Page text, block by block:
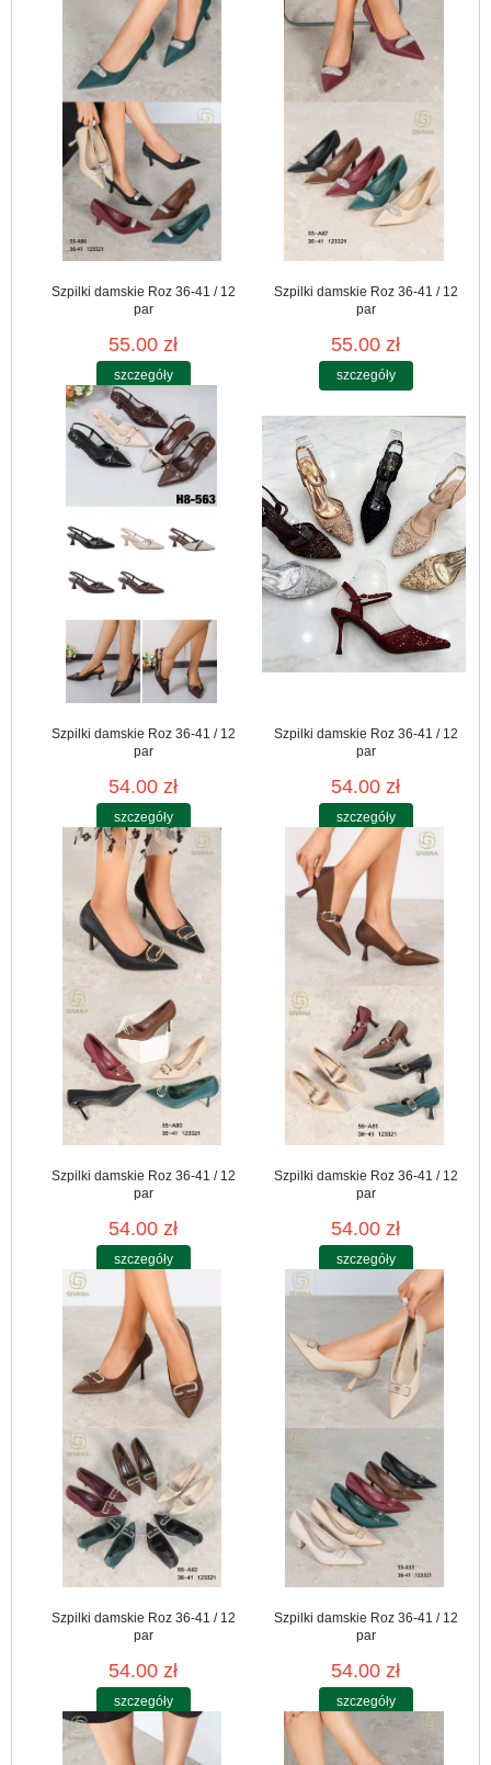
Szpilki damskie Roz 36-41 / 12
par
55.00 zł
szczegóły
Szpilki damskie Roz 36-41 / 12
par
55.00 zł
szczegóły
Szpilki damskie Roz 36-41 / 12
par
54.00 zł
szczegóły
Szpilki damskie Roz 36-41 / 12
par
54.00 zł
szczegóły
Szpilki damskie Roz 36-41 / 12
par
54.00 zł
szczegóły
Szpilki damskie Roz 36-41 / 12
par
54.00 zł
szczegóły
Szpilki damskie Roz 36-41 / 12
par
54.00 zł
szczegóły
Szpilki damskie Roz 36-41 / 12
par
54.00 zł
szczegóły